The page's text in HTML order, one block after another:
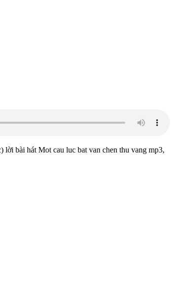
bài hát Mot cau luc bat van chen thu vang mp3,